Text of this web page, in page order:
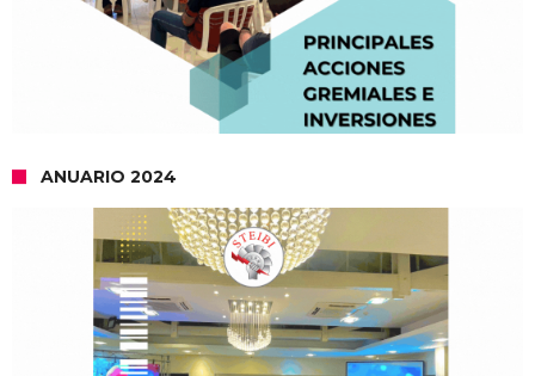
ANUARIO 2024